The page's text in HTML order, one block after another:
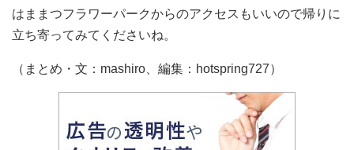
はままつフラワーパークからのアクセスもいいので帰りに
立ち寄ってみてくださいね。
（まとめ・文：mashiro、編集：hotspring727）